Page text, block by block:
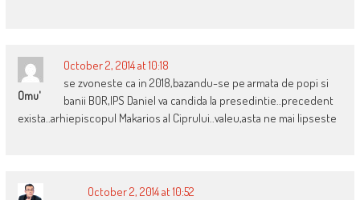
Omu'
October 2, 2014 at 10:18
se zvoneste ca in 2018,bazandu-se pe armata de popi si
banii BOR,IPS Daniel va candida la presedintie..precedent
exista..arhiepiscopul Makarios al Ciprului..valeu,asta ne mai lipseste
October 2, 2014 at 10:52